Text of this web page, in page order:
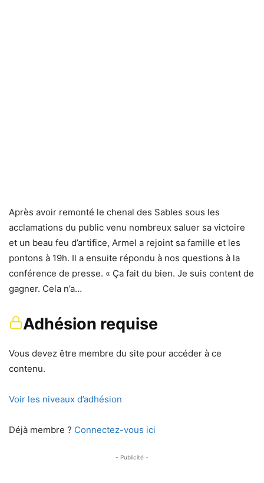
Après avoir remonté le chenal des Sables sous les
acclamations du public venu nombreux saluer sa victoire
et un beau feu d’artifice, Armel a rejoint sa famille et les
pontons à 19h. Il a ensuite répondu à nos questions à la
conférence de presse. « Ça fait du bien. Je suis content de
gagner. Cela n’a…
Adhésion requise
Vous devez être membre du site pour accéder à ce
contenu.
Voir les niveaux d’adhésion
Déjà membre ? Connectez-vous ici
- Publicité -